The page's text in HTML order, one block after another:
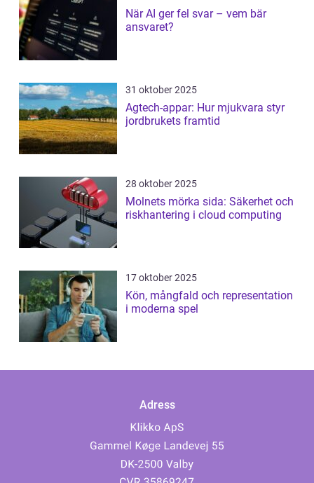
När AI ger fel svar – vem bär
ansvaret?
31 oktober 2025
Agtech-appar: Hur mjukvara styr
jordbrukets framtid
28 oktober 2025
Molnets mörka sida: Säkerhet och
riskhantering i cloud computing
17 oktober 2025
Kön, mångfald och representation
i moderna spel
Adress